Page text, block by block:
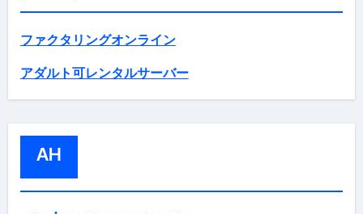
ファクタリングオンライン
アダルト可レンタルサーバー
AH